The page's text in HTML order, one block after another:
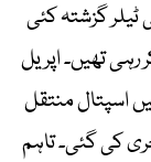
ٹیلر گزشتہ کئی
تھیں۔ اپریل
اسپتال منتقل
کی گئی۔ تاہم